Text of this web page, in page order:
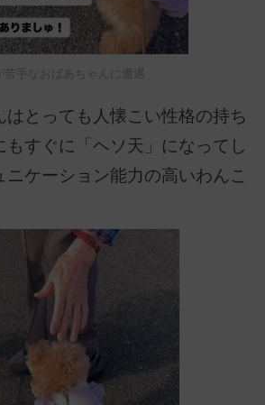
苦手なおばあちゃんに遭遇
はとっても人懐こい性格の持ち
もすぐに「ヘソ天」になってし
ニケーション能力の高いわんこ